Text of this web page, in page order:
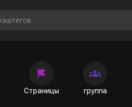
Страницы группа